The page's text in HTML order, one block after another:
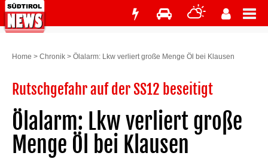
Home > Chronik > Ölalarm: Lkw verliert große Menge Öl bei Klausen
Rutschgefahr auf der SS12 beseitigt
Ölalarm: Lkw verliert große
Menge Öl bei Klausen